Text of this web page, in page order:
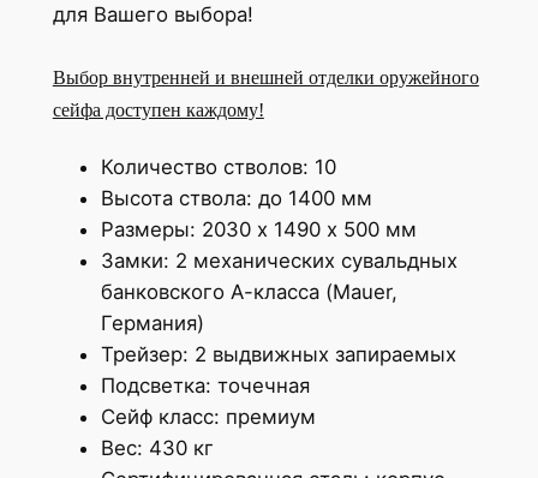
для Вашего выбора!
Выбор внутренней и внешней отделки оружейного
сейфа доступен каждому!
Количество стволов: 10
Высота ствола: до 1400 мм
Размеры: 2030 х 1490 х 500 мм
Замки: 2 механических сувальдных
банковского А-класса (Mauer,
Германия)
Трейзер: 2 выдвижных запираемых
Подсветка: точечная
Сейф класс: премиум
Вес: 430 кг